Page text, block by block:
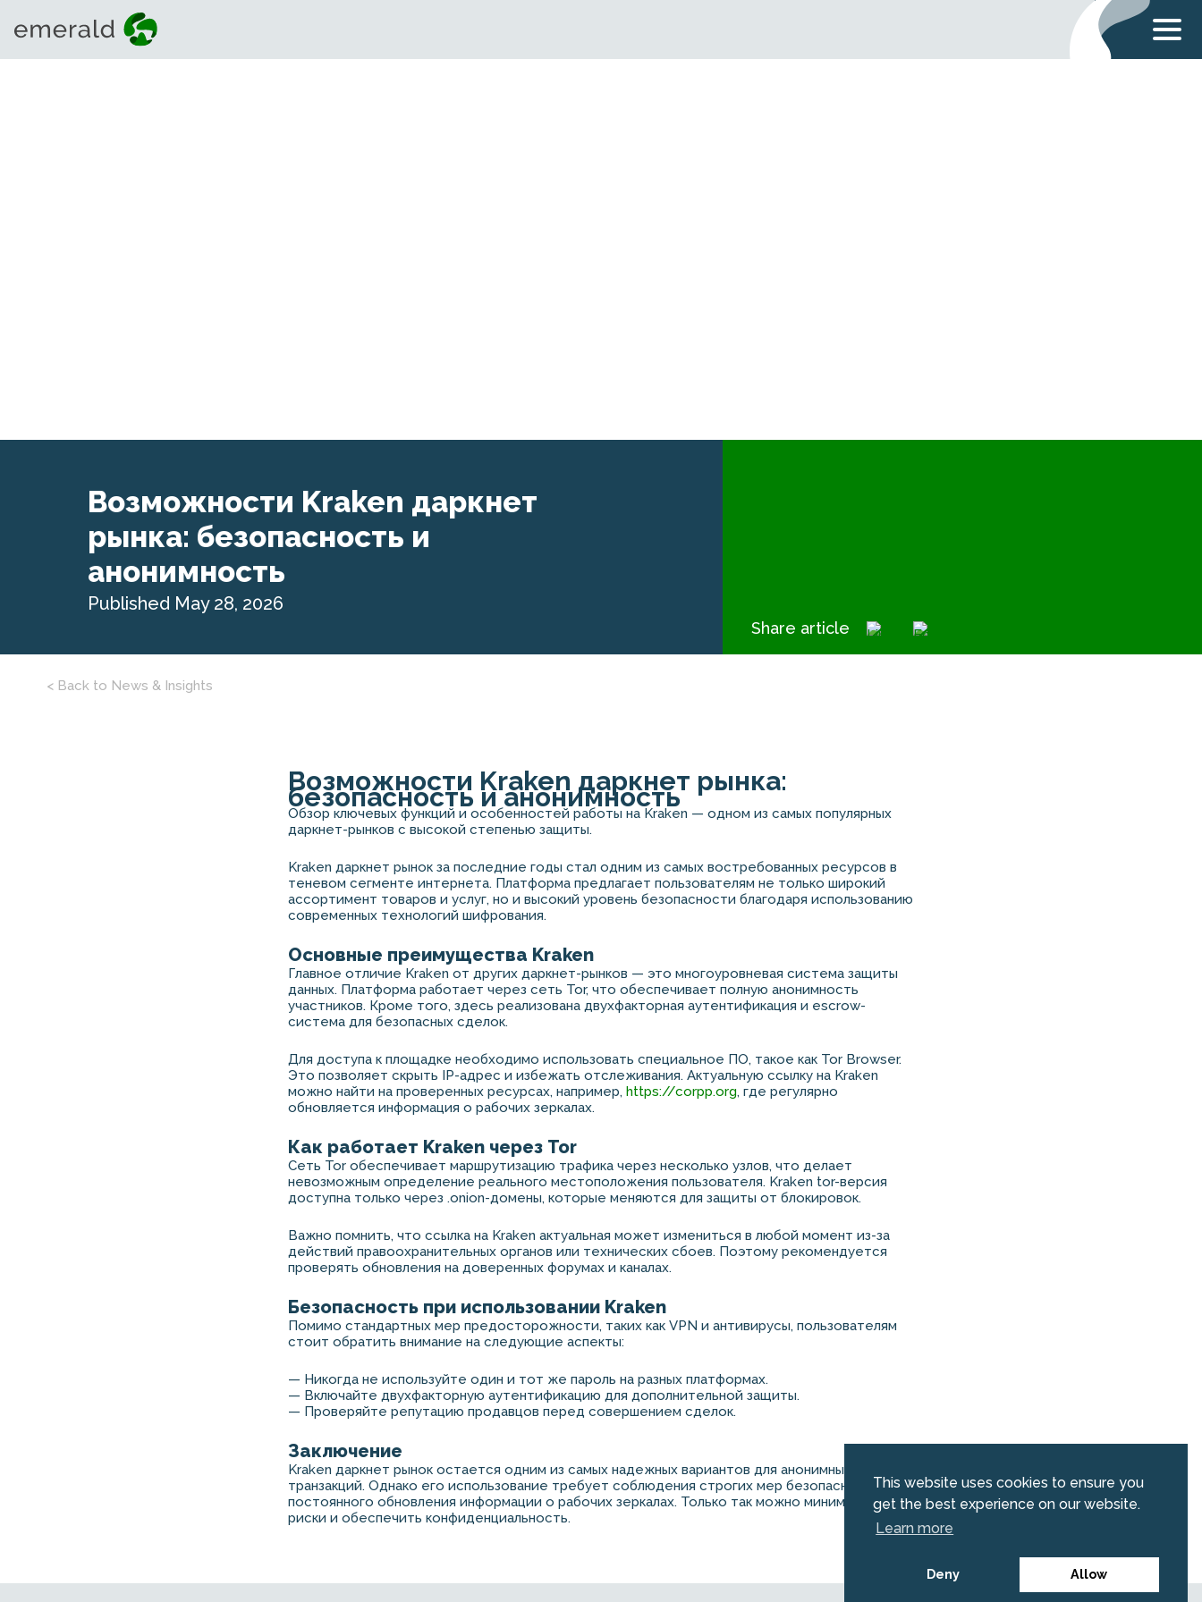
Возможности Kraken даркнет
рынка: безопасность и
анонимность
Published May 28, 2026
Share article
< Back to News & Insights
Возможности Kraken даркнет рынка:
безопасность и анонимность
Обзор ключевых функций и особенностей работы на Kraken — одном из самых популярных
даркнет-рынков с высокой степенью защиты.
Kraken даркнет рынок за последние годы стал одним из самых востребованных ресурсов в
теневом сегменте интернета. Платформа предлагает пользователям не только широкий
ассортимент товаров и услуг, но и высокий уровень безопасности благодаря использованию
современных технологий шифрования.
Основные преимущества Kraken
Главное отличие Kraken от других даркнет-рынков — это многоуровневая система защиты
данных. Платформа работает через сеть Tor, что обеспечивает полную анонимность
участников. Кроме того, здесь реализована двухфакторная аутентификация и escrow-
система для безопасных сделок.
Для доступа к площадке необходимо использовать специальное ПО, такое как Tor Browser.
Это позволяет скрыть IP-адрес и избежать отслеживания. Актуальную ссылку на Kraken
можно найти на проверенных ресурсах, например, https://corpp.org, где регулярно
обновляется информация о рабочих зеркалах.
Как работает Kraken через Tor
Сеть Tor обеспечивает маршрутизацию трафика через несколько узлов, что делает
невозможным определение реального местоположения пользователя. Kraken tor-версия
доступна только через .onion-домены, которые меняются для защиты от блокировок.
Важно помнить, что ссылка на Kraken актуальная может измениться в любой момент из-за
действий правоохранительных органов или технических сбоев. Поэтому рекомендуется
проверять обновления на доверенных форумах и каналах.
Безопасность при использовании Kraken
Помимо стандартных мер предосторожности, таких как VPN и антивирусы, пользователям
стоит обратить внимание на следующие аспекты:
— Никогда не используйте один и тот же пароль на разных платформах.
— Включайте двухфакторную аутентификацию для дополнительной защиты.
— Проверяйте репутацию продавцов перед совершением сделок.
Заключение
Kraken даркнет рынок остается одним из самых надежных вариантов для анонимных
транзакций. Однако его использование требует соблюдения строгих мер безопасности и
постоянного обновления информации о рабочих зеркалах. Только так можно минимизировать
риски и обеспечить конфиденциальность.
This website uses cookies to ensure you
get the best experience on our website.
Learn more
Deny Allow